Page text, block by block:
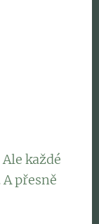
každé
přesně